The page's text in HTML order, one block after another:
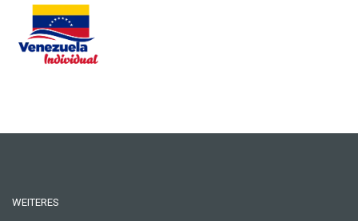
WEITERES